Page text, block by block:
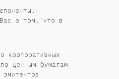
о том, что в
корпоративных
ценным бумагам
эмитентов